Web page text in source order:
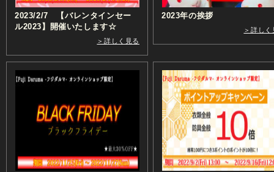
2023/2/7 【バレンタインセー
ル2023】開催いたします☆
＞詳しく見る
2023年の挨拶
＞詳しく